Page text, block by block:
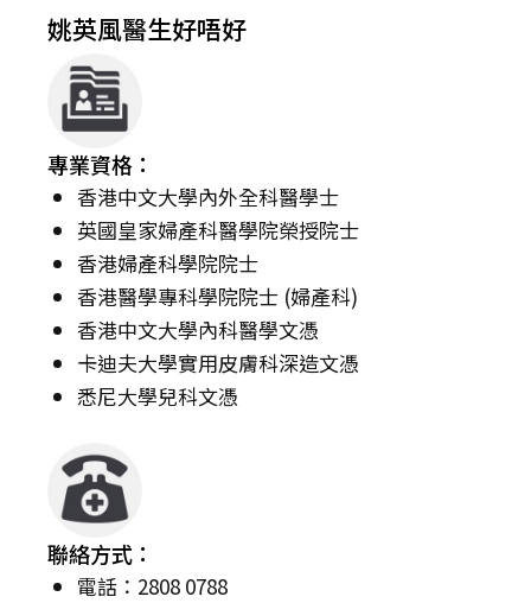
姚英風醫生好唔好
專業資格：
香港中文大學內外全科醫學士
英國皇家婦產科醫學院榮授院士
香港婦產科學院院士
香港醫學專科學院院士 (婦產科)
香港中文大學內科醫學文憑
卡迪夫大學實用皮膚科深造文憑
悉尼大學兒科文憑
聯絡方式：
電話：2808 0788